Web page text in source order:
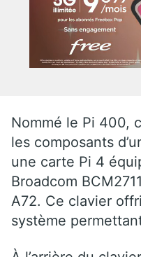
Nommé le Pi 400,
les composants
une carte Pi 4
Broadcom
A72. Ce clavier
système